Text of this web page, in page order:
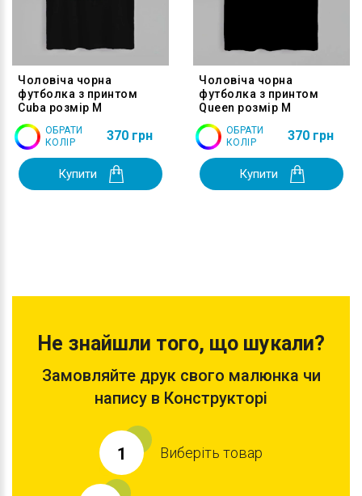
Чоловіча чорна
футболка з принтом
Cuba розмір M
ОБРАТИ
КОЛІР
370 грн
Купити
Чоловіча чорна
футболка з принтом
Queen розмір M
ОБРАТИ
КОЛІР
370 грн
Купити
Не знайшли того, що шукали?
Замовляйте друк свого малюнка чи
напису в Конструкторі
1 Виберіть товар